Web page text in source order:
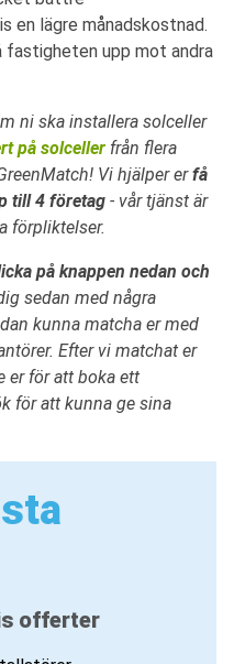
en lägre månadskostnad.
fastigheten upp mot andra
ni ska installera solceller
på solceller från flera
Vi hjälper erfå
till 4 företag - vår tjänst är
förpliktelser.
på knappen nedan och
sedan med några
kunna matcha er med
Efter vi matchat er
er för att boka ett
för att kunna ge sina
offerter